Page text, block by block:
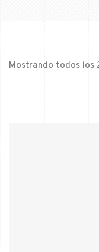
Mostrando todos los